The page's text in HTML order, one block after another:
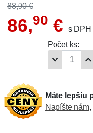
88,00 €
86,90 €
s DPH
Počet ks:
Máte lepšiu
Napíšte nám,